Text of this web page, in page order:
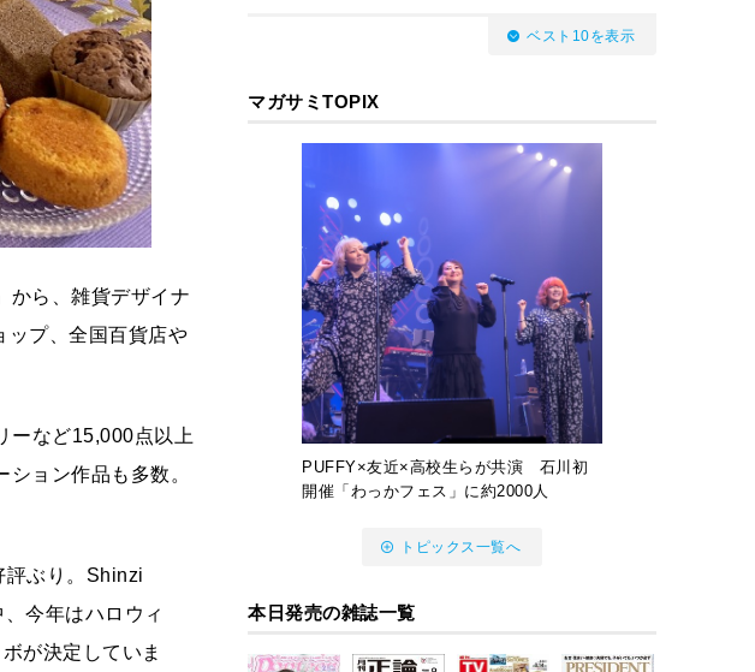
から、雑貨デザイナ
ップ、全国百貨店や
ーなど15,000点以上
ョン作品も多数。
評ぶり。Shinzi
今年はハロウィ
が決定していま
ベスト10を表示
マガサミTOPIX
PUFFY×友近×高校生らが共演 石川初
開催「わっかフェス」に約2000人
トピックス一覧へ
本日発売の雑誌一覧